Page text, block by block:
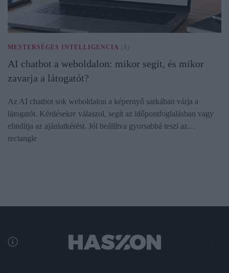
MESTERSÉGES INTELLIGENCIA (X)
AI chatbot a weboldalon: mikor segít, és mikor
zavarja a látogatót?
Az AI chatbot sok weboldalon a képernyő sarkában várja a
látogatót. Kérdésekre válaszol, segít az időpontfoglalásban vagy
elindítja az ajánlatkérést. Jól beállítva gyorsabbá teszi az…
rectangle